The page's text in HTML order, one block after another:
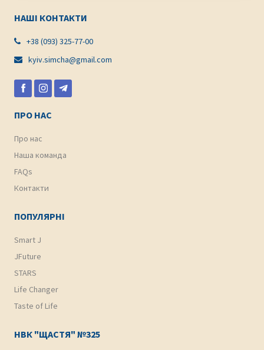
НАШІ КОНТАКТИ
 +38 (093) 325-77-00
 kyiv.simcha@gmail.com
ПРО НАС
Про нас
Наша команда
FAQs
Контакти
ПОПУЛЯРНІ
Smart J
JFuture
STARS
Life Changer
Taste of Life
НВК "ЩАСТЯ" №325